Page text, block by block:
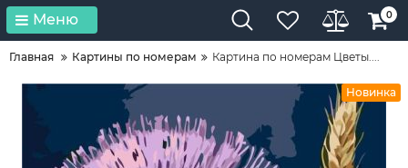
Меню 0
Главная Картины по номерам Картина по номерам Цветы....
Новинка